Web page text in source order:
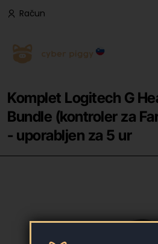
Račun
Komplet Logitech G
Bundle (kontroler za
- uporabljen za 5 ur